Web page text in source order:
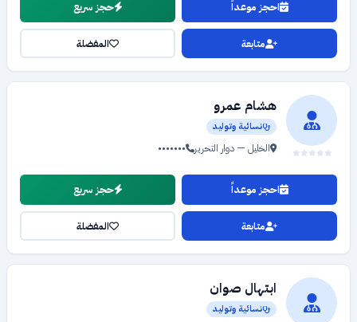
احجز موعداً حجز سريع
متابعة المفضلة
هشام عمرو
نسائية وتوليد
الخليل — دوار التحرير •••••••
احجز موعداً حجز سريع
متابعة المفضلة
ابتهال صوان
نسائية وتوليد